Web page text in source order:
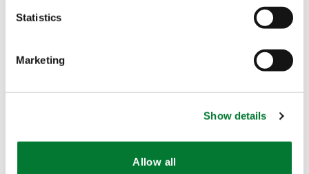
Statistics
Marketing
Show details
Allow all
P4P 4-Good 主要优势之一是能够促进作物对重要矿物
终提高作物产量。